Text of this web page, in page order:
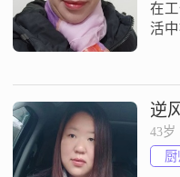
在
活
宠
终
爱
待
逆
43岁
厨